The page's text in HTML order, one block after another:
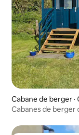
Cabane de berger
Cabanes de berger